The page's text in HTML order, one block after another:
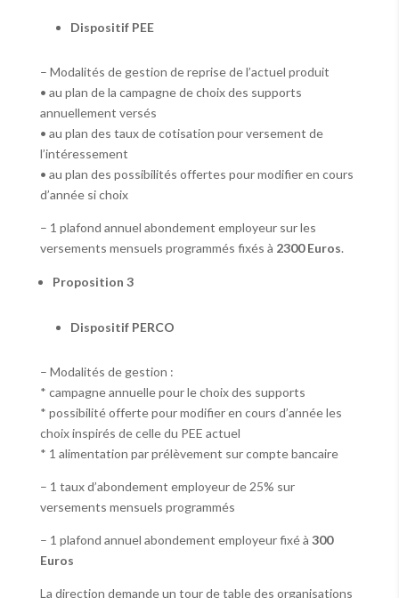
Dispositif PEE
– Modalités de gestion de reprise de l’actuel produit
• au plan de la campagne de choix des supports
annuellement versés
• au plan des taux de cotisation pour versement de
l’intéressement
• au plan des possibilités offertes pour modifier en cours
d’année si choix
– 1 plafond annuel abondement employeur sur les
versements mensuels programmés fixés à 2300 Euros.
Proposition 3
Dispositif PERCO
– Modalités de gestion :
* campagne annuelle pour le choix des supports
* possibilité offerte pour modifier en cours d’année les
choix inspirés de celle du PEE actuel
* 1 alimentation par prélèvement sur compte bancaire
– 1 taux d’abondement employeur de 25% sur
versements mensuels programmés
– 1 plafond annuel abondement employeur fixé à 300
Euros
La direction demande un tour de table des organisations